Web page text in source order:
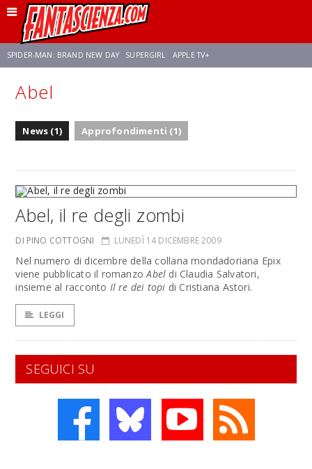
SPIDER-MAN: BRAND NEW DAY SUPERGIRL APPLE TV+
FRANCO RICCIARDIELLO
Abel
News (1) Approfondimenti (1)
Abel, il re degli zombi
DI PINO COTTOGNI LUNEDÌ 14 DICEMBRE 2009
Nel numero di dicembre della collana mondadoriana Epix
viene pubblicato il romanzoAbel di Claudia Salvatori,
insieme al racconto Il re dei topi di Cristiana Astori.
LEGGI
SEGUICI SU